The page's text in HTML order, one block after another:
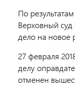
По
Верховный
дело на новое
27 февраля
делу
отменен